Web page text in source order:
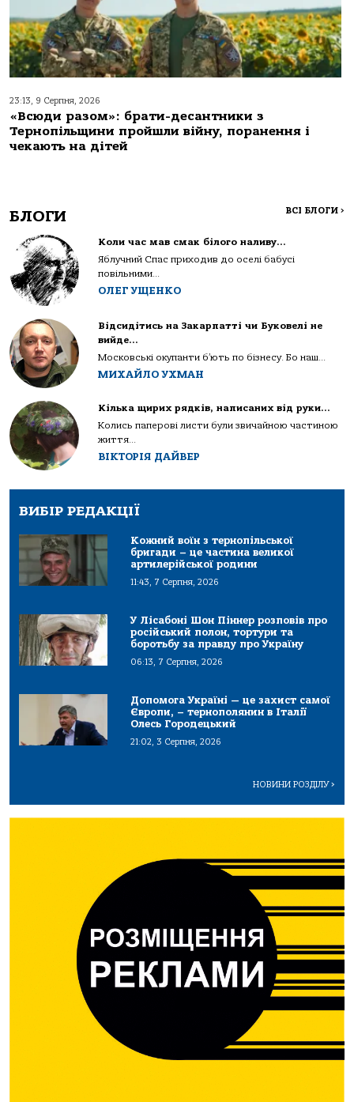
23:13, 9 Серпня, 2026
«Всюди разом»: брати-десантники з
Тернопільщини пройшли війну, поранення і
чекають на дітей
БЛОГИ ВСІ БЛОГИ >
Коли час мав смак білого наливу…
Яблучний Спас приходив до оселі бабусі
повільними...
ОЛЕГ УЩЕНКО
Відсидітись на Закарпатті чи Буковелі не
вийде…
Московські окупанти б’ють по бізнесу. Бо наш...
МИХАЙЛО УХМАН
Кілька щирих рядків, написаних від руки…
Колись паперові листи були звичайною частиною
життя...
ВІКТОРІЯ ДАЙВЕР
ВИБІР РЕДАКЦІЇ
Кожний воїн з тернопільської
бригади – це частина великої
артилерійської родини
11:43, 7 Серпня, 2026
У Лісабоні Шон Піннер розповів про
російський полон, тортури та
боротьбу за правду про Україну
06:13, 7 Серпня, 2026
Допомога Україні — це захист самої
Європи, – тернополянин в Італії
Олесь Городецький
21:02, 3 Серпня, 2026
НОВИНИ РОЗДІЛУ>